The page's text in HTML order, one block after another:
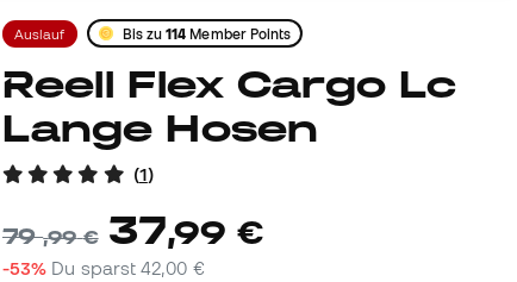
Auslauf Bis zu114 Member Points
Reell Flex Cargo Lc
Lange Hosen
(1)
79,99 € 37,99 €
-53% Du sparst42,00 €